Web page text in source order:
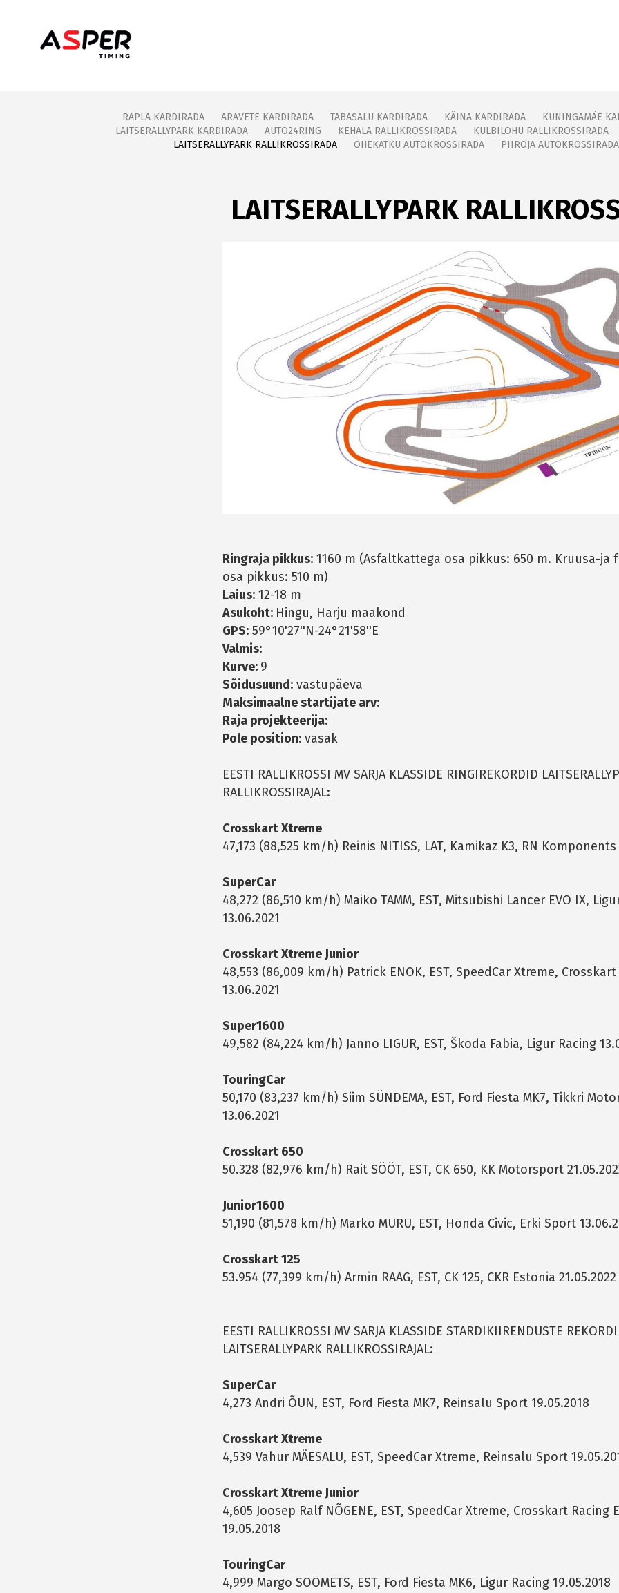
RAPLA KARDIRADA ARAVETE KARDIRADA TABASALU KARDIRADA KÄINA KARDIRADA KUNINGAMÄE
LAITSERALLYPARK KARDIRADA
AUTO24RING KEHALA RALLIKROSSIRADA KULBILOHU RALLIKROSSIRADA
LAITSERALLYPARK RALLIKROSSIRADA
OHEKATKU AUTOKROSSIRADA PIIROJA AUTOKROSSIRADA
LAITSERALLYPARK
Ringraja pikkus: 1160 m (Asfaltkattega osa pikkus: 650 m. Kruusa-ja
osa pikkus: 510 m)
Laius: 12-18 m
Asukoht: Hingu, Harju maakond
GPS: 59°10'27''N-24°21'58''E
Valmis:
Kurve: 9
Sõidusuund: vastupäeva
Maksimaalne startijate arv:
Raja projekteerija:
Pole position: vasak
EESTI RALLIKROSSI MV SARJA KLASSIDE RINGIREKORDID
RALLIKROSSIRAJAL:
Crosskart Xtreme
47,173 (88,525 km/h) Reinis NITISS, LAT, Kamikaz K3, RN Komponents
SuperCar
48,272 (86,510 km/h) Maiko TAMM, EST, Mitsubishi Lancer EVO IX,
13.06.2021
Crosskart Xtreme Junior
48,553 (86,009 km/h) Patrick ENOK, EST, SpeedCar Xtreme,
13.06.2021
Super1600
49,582 (84,224 km/h) Janno LIGUR, EST, Škoda Fabia, Ligur Racing
TouringCar
50,170 (83,237 km/h) Siim SÜNDEMA, EST, Ford Fiesta MK7, Tikkri
13.06.2021
Crosskart 650
50.328 (82,976 km/h) Rait SÖÖT, EST, CK 650, KK Motorsport
Junior1600
51,190 (81,578 km/h) Marko MURU, EST, Honda Civic, Erki Sport
Crosskart 125
53.954 (77,399 km/h) Armin RAAG, EST, CK 125, CKR Estonia 21.05.2022
EESTI RALLIKROSSI MV SARJA KLASSIDE STARDIKIIRENDUSTE
LAITSERALLYPARK RALLIKROSSIRAJAL:
SuperCar
4,273 Andri ÕUN, EST, Ford Fiesta MK7, Reinsalu Sport 19.05.2018
Crosskart Xtreme
4,539 Vahur MÄESALU, EST, SpeedCar Xtreme, Reinsalu Sport
Crosskart Xtreme Junior
4,605 Joosep Ralf NÕGENE, EST, SpeedCar Xtreme, Crosskart Racing
19.05.2018
TouringCar
4,999 Margo SOOMETS, EST, Ford Fiesta MK6, Ligur Racing 19.05.2018